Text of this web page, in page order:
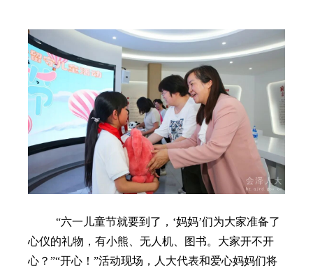
“六一儿童节就要到了，‘妈妈’们为大家准备了
心仪的礼物，有小熊、无人机、图书。大家开不开
心？”“开心！”活动现场，人大代表和爱心妈妈们将